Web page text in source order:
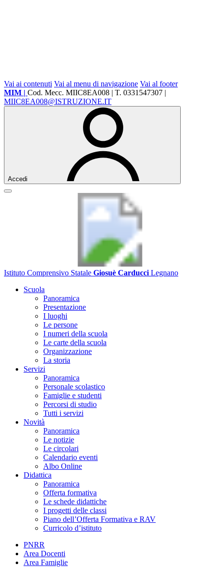
Vai ai contenuti Vai al menu di navigazione Vai al footer
MIM | Cod. Mecc. MIIC8EA008 | T. 0331547307 |
MIIC8EA008@ISTRUZIONE.IT
Accedi
Istituto Comprensivo Statale Giosuè Carducci Legnano
Scuola
Panoramica
Presentazione
I luoghi
Le persone
I numeri della scuola
Le carte della scuola
Organizzazione
La storia
Servizi
Panoramica
Personale scolastico
Famiglie e studenti
Percorsi di studio
Tutti i servizi
Novità
Panoramica
Le notizie
Le circolari
Calendario eventi
Albo Online
Didattica
Panoramica
Offerta formativa
Le schede didattiche
I progetti delle classi
Piano dell’Offerta Formativa e RAV
Curricolo d’istituto
PNRR
Area Docenti
Area Famiglie